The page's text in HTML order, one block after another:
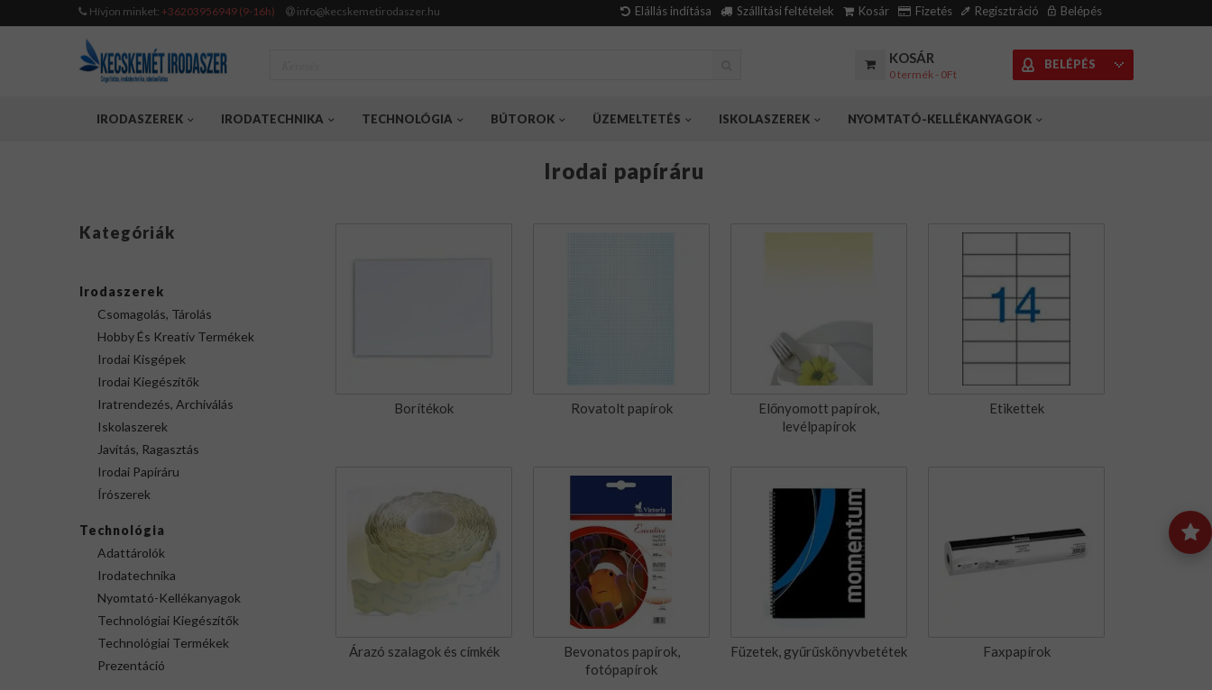
Hívjon minket: +36203956949 (9-16h) info@kecskemetirodaszer.hu Elállás indítása Szállítási feltételek Kosár Fizetés Regisztráció Belépés
KOSÁR
0 termék - 0Ft
BELÉPÉS
IRODASZEREK IRODATECHNIKA TECHNOLÓGIA BÚTOROK ÜZEMELTETÉS ISKOLASZEREK NYOMTATÓ-KELLÉKANYAGOK
Irodai papíráru
Kategóriák
Irodaszerek
Csomagolás, Tárolás
Hobby És Kreatív Termékek
Irodai Kisgépek
Irodai Kiegészítők
Iratrendezés, Archiválás
Iskolaszerek
Javítás, Ragasztás
Irodai Papíráru
Írószerek
Technológia
Adattárolók
Irodatechnika
Nyomtató-Kellékanyagok
Technológiai Kiegészítők
Technológiai Termékek
Prezentáció
Borítékok Rovatolt papírok
Előnyomott papírok,
levélpapírok
Etikettek
Árazó szalagok és címkék
Bevonatos papírok,
fotópapírok
Füzetek, gyűrűskönyvbetétek Faxpapírok